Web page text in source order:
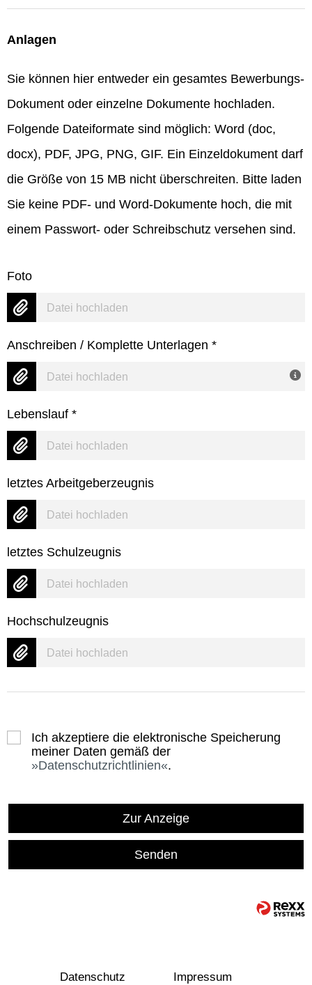
Anlagen
Sie können hier entweder ein gesamtes Bewerbungs-
Dokument oder einzelne Dokumente hochladen.
Folgende Dateiformate sind möglich: Word (doc,
docx), PDF, JPG, PNG, GIF. Ein Einzeldokument darf
die Größe von 15 MB nicht überschreiten. Bitte laden
Sie keine PDF- und Word-Dokumente hoch, die mit
einem Passwort- oder Schreibschutz versehen sind.
Foto
Datei hochladen
Anschreiben / Komplette Unterlagen *
Datei hochladen
Lebenslauf *
Datei hochladen
letztes Arbeitgeberzeugnis
Datei hochladen
letztes Schulzeugnis
Datei hochladen
Hochschulzeugnis
Datei hochladen
Ich akzeptiere die elektronische Speicherung
meiner Daten gemäß der
Datenschutzrichtlinien .
Zur Anzeige
Senden
Datenschutz Impressum